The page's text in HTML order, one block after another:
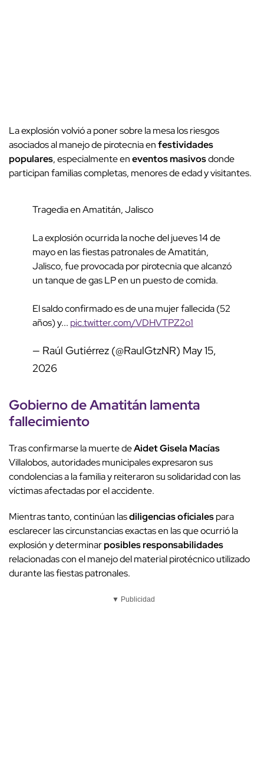
La explosión volvió a poner sobre la mesa los riesgos
asociados al manejo de pirotecnia enfestividades
populares, especialmente eneventos masivosdonde
participan familias completas, menores de edad y visitantes.
Tragedia en Amatitán, Jalisco
La explosión ocurrida la noche del jueves 14 de
mayo en las fiestas patronales de Amatitán,
Jalisco, fue provocada por pirotecnia que alcanzó
un tanque de gas LP en un puesto de comida.
El saldo confirmado es de una mujer fallecida (52
años) y... pic.twitter.com/VDHVTPZ2o1
— Raúl Gutiérrez (@RaulGtzNR) May 15,
2026
Gobierno de Amatitán lamenta
fallecimiento
Tras confirmarse la muerte deAidet Gisela Macías
Villalobos, autoridades municipales expresaron sus
condolencias a la familia y reiteraron su solidaridad con las
víctimas afectadas por el accidente.
Mientras tanto, continúan lasdiligencias oficialespara
esclarecer las circunstancias exactas en las que ocurrió la
explosión y determinarposibles responsabilidades
relacionadas con el manejo del material pirotécnico utilizado
durante las fiestas patronales.
▼ Publicidad